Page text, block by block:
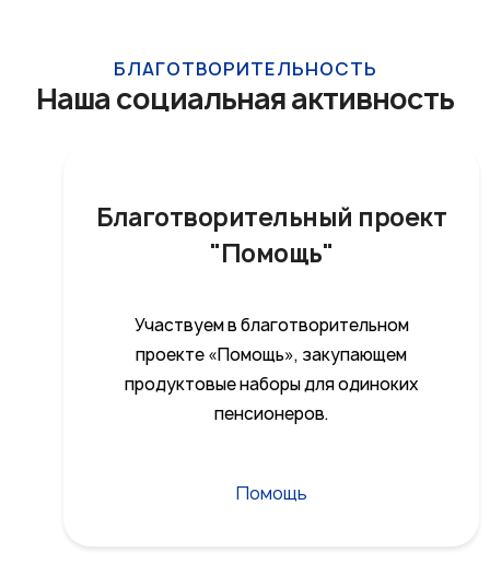
БЛАГОТВОРИТЕЛЬНОСТЬ
Наша социальная активность
Благотворительный проект
"Помощь"
Участвуем в благотворительном
проекте «Помощь», закупающем
продуктовые наборы для одиноких
пенсионеров.
Помощь